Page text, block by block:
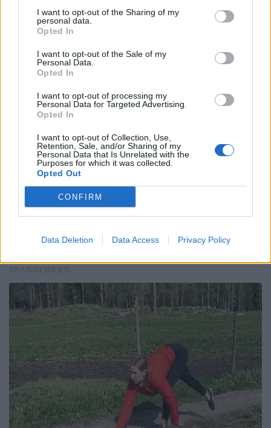
I want to opt-out of the Sharing of my
personal data.
Opted In
I want to opt-out of the Sale of my
Personal Data.
Opted In
I want to opt-out of processing my
Personal Data for Targeted Advertising.
Opted In
I want to opt-out of Collection, Use,
Retention, Sale, and/or Sharing of my
Personal Data that Is Unrelated with the
Purposes for which it was collected.
Opted Out
CONFIRM
Data Deletion Data Access Privacy Policy